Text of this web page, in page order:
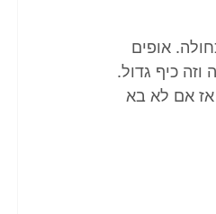
אופים
כיף גדול.
אם לא בא